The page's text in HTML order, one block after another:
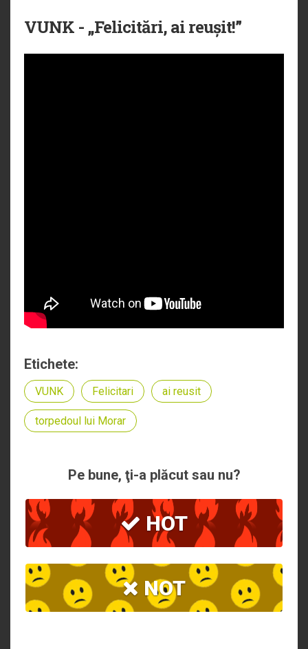
VUNK - „Felicitări, ai reușit!”
Etichete:
VUNK Felicitari ai reusit
torpedoul lui Morar
Pe bune, ţi-a plăcut sau nu?
HOT
NOT